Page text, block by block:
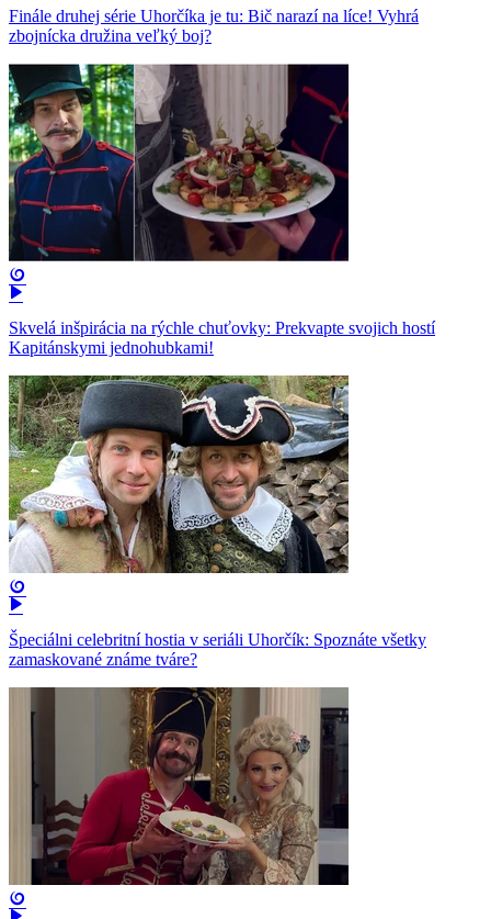
Finále druhej série Uhorčíka je tu: Bič narazí na líce! Vyhrá
zbojnícka družina veľký boj?
Skvelá inšpirácia na rýchle chuťovky: Prekvapte svojich hostí
Kapitánskymi jednohubkami!
Špeciálni celebritní hostia v seriáli Uhorčík: Spoznáte všetky
zamaskované známe tváre?